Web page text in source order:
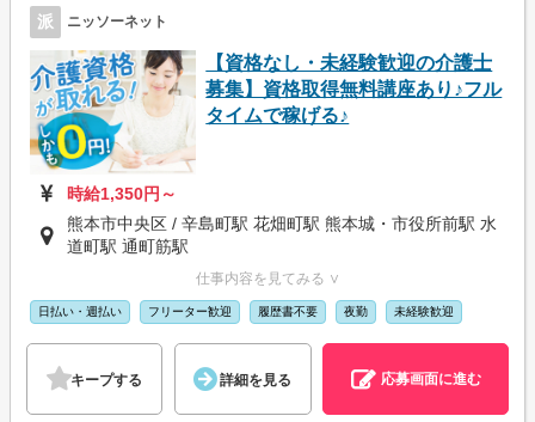
派 ニッソーネット
【資格なし・未経験歓迎の介護士
募集】資格取得無料講座あり♪フル
タイムで稼げる♪
時給1,350円～
熊本市中央区 / 辛島町駅 花畑町駅 熊本城・市役所前駅 水
道町駅 通町筋駅
仕事内容を見てみる ∨
日払い・週払い フリーター歓迎 履歴書不要 夜勤 未経験歓迎
キープする 詳細を見る 応募画面に進む